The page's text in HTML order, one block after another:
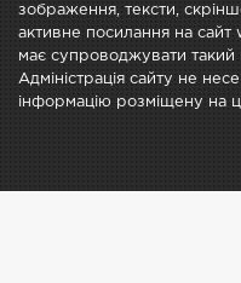
зображення, тексти,
активне посилання на
має супроводжувати такий
Адміністрація сайту не
інформацію розміщену на